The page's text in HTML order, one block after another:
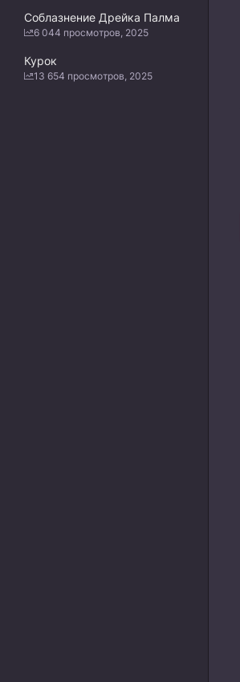
Соблазнение Дрейка Палма
6 044 просмотров, 2025
Курок
13 654 просмотров, 2025